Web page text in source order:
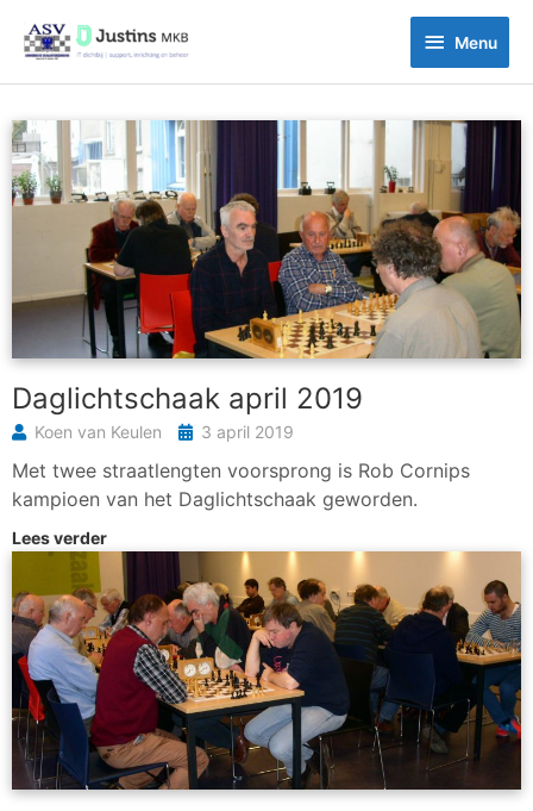
naar
inhoud
Menu
Menu
Daglichtschaak april 2019
Koen van Keulen 3 april 2019
Met twee straatlengten voorsprong is Rob Cornips
kampioen van het Daglichtschaak geworden.
Lees verder